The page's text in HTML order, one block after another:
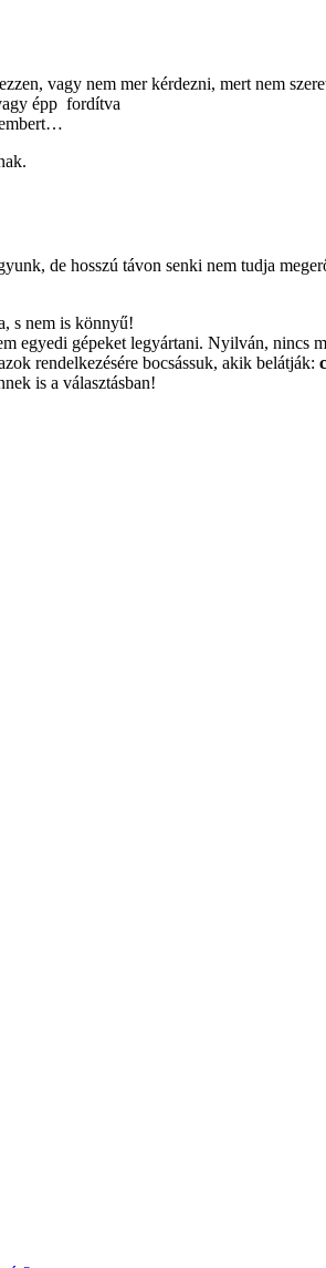
vagy nem mer kérdezni, mert nem
épp fordítva
de hosszú távon senki nem tudja
s nem is könnyű!
egyedi gépeket legyártani. Nyilván, nincs
rendelkezésére bocsássuk, akik belátják:
is a választásban!